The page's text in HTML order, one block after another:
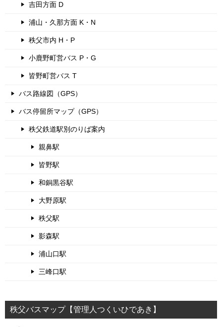
吉田方面 D
浦山・久那方面 K・N
秩父市内 H・P
小鹿野町営バス P・G
皆野町営バス T
バス路線図（GPS）
バス停留所マップ（GPS）
秩父鉄道駅別のりば案内
親鼻駅
皆野駅
和銅黒谷駅
大野原駅
秩父駅
影森駅
浦山口駅
三峰口駅
秩父バスマップ【管理人つくいひであき】